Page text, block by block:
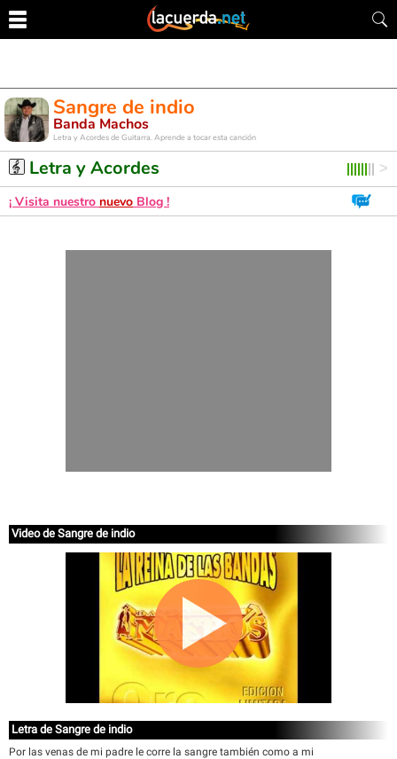
Sangre de indio
Banda Machos
Letra y Acordes de Guitarra. Aprende a tocar esta canción
Letra y Acordes
¡ Visita nuestro nuevo Blog !
Video de Sangre de indio
Letra de Sangre de indio
Por las venas de mi padre le corre la sangre también como a mi